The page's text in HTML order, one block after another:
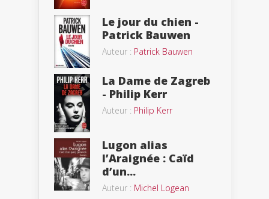
Le jour du chien -
Patrick Bauwen
Auteur : Patrick Bauwen
La Dame de Zagreb
- Philip Kerr
Auteur : Philip Kerr
Lugon alias
l’Araignée : Caïd
d’un...
Auteur : Michel Logean